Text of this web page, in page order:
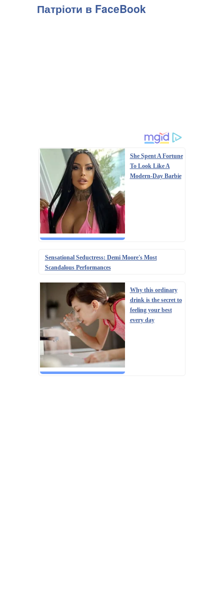
Патріоти в FaceBook
She Spent A Fortune
To Look Like A
Modern-Day Barbie
Sensational Seductress: Demi Moore's Most
Scandalous Performances
Why this ordinary
drink is the secret to
feeling your best
every day